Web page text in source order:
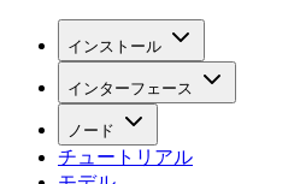
インストール
インターフェース
ノード
チュートリアル